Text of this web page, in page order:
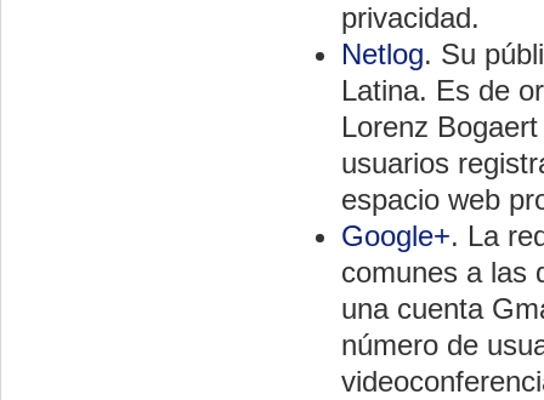
privacidad.
Netlog. Su
Latina. Es de
Lorenz
usuarios
espacio web
Google+. La
comunes a las
una cuenta
número de